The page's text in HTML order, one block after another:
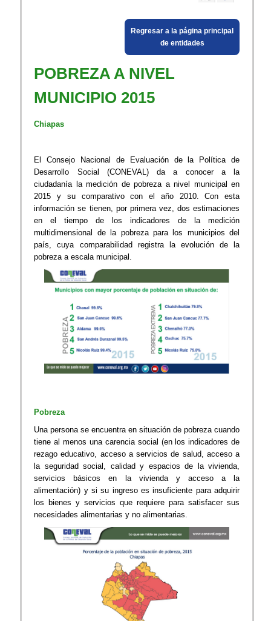
​Regresar a la página principal
de entidades​
​POBREZA A NIVEL
MUNICIPIO 2015​​​​​
Chiapas
El Consejo Nacional de Evaluación de la Política de
Desarrollo Social (CONEVAL) da a conocer a la
ciudadanía la medición de pobreza a nivel municipal en
2015 y su comparativo con el año 2010. Con esta
información se tienen, por primera vez, dos estimaciones
en el tiempo de los indicadores de la medición
multidimensional de la pobreza para los municipios del
país, cuya comparabilidad registra la evolución de la
pobreza a escala municipal. ​​
Pobreza
Una persona se encuentra en situación de pobreza cuando
tiene al menos una carencia social (en los indicadores de
rezago educativo, acceso a servicios de salud, acceso a
la seguridad social, calidad y espacios de la vivienda,
servicios básicos en la vivienda y acceso a la
alimentación) y si su ingreso es insuficiente para adquirir
los bienes y servicios que requiere para satisfacer sus
necesidades alimentarias y no alimentarias.​